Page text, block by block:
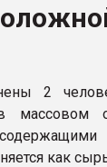
2
массовом
как